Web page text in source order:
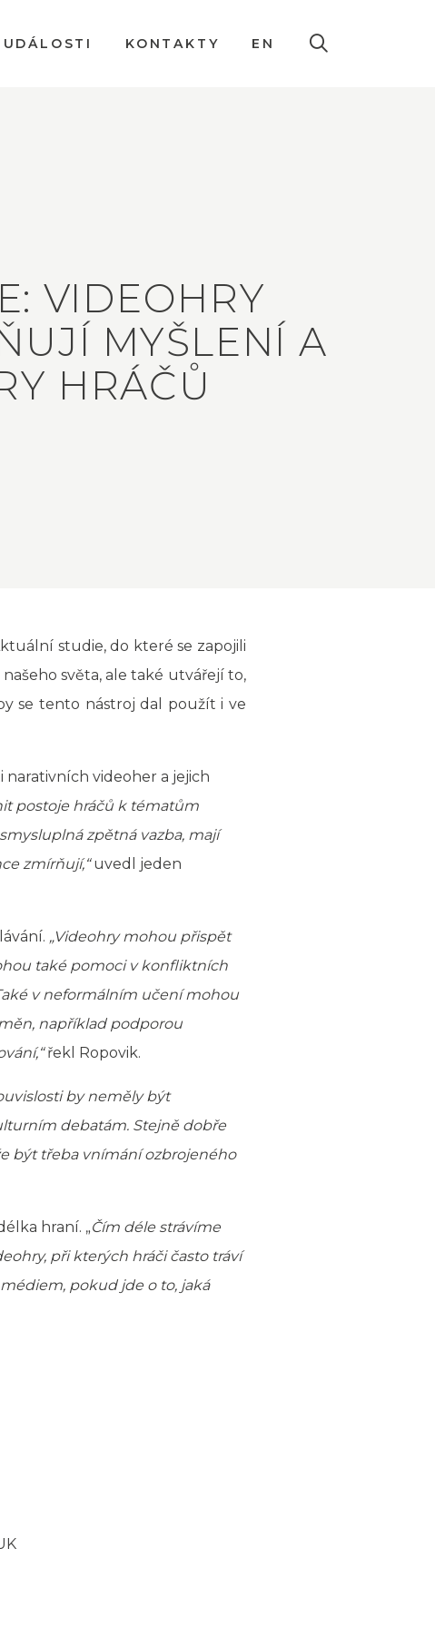
KONTAKTY EN
VIDEOHRY
MYŠLENÍ A
HRÁČŮ
studie, do které se zapojili
světa, ale také utvářejí to,
se tento nástroj dal použít i ve
videoher a jejich
postoje hráčů k tématům
zpětná vazba, mají
zmírňují,“uvedl jeden
„Videohry mohou přispět
také pomoci v konfliktních
v neformálním učení mohou
například podporou
řekl Ropovik.
by neměly být
debatám. Stejně dobře
být třeba vnímání ozbrojeného
hraní. „Čím déle strávíme
při kterých hráči často tráví
pokud jde o to, jaká